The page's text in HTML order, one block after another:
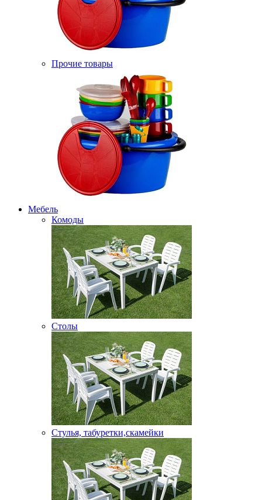
Прочие товары
Мебель
Комоды
Столы
Стулья, табуретки,скамейки